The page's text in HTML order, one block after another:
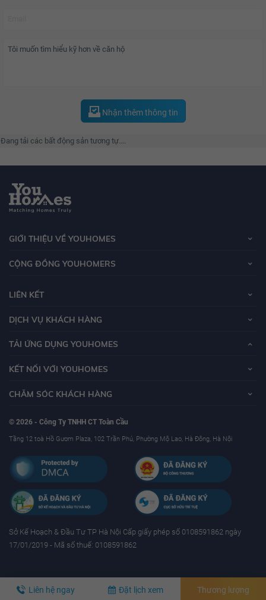
Nhận thêm thông tin
tải các bất động sản tương tự....
Liên hệ ngay Đặt lịch xem Thương lượng
GIỚI THIỆU VỀ YOUHOMES
CỘNG ĐỒNG YOUHOMERS
LIÊN KẾT
DỊCH VỤ KHÁCH HÀNG
TẢI ỨNG DỤNG YOUHOMES
KẾT NỐI VỚI YOUHOMES
CHĂM SÓC KHÁCH HÀNG
© 2026 - Công Ty TNHH CT Toàn Cầu
Tầng 12 toà Hồ Gươm Plaza, 102 Trần Phú, Phường Mộ Lao, Hà Đông, Hà Nội
Sở Kế Hoạch & Ðầu Tư TP Hà Nội Cấp giấy phép số 0108591862 ngày
17/01/2019 - Mã số thuế: 0108591862
YouHomes.Vn - Website mua bán, cho thuê bất động sản uy tín tại Việt nam